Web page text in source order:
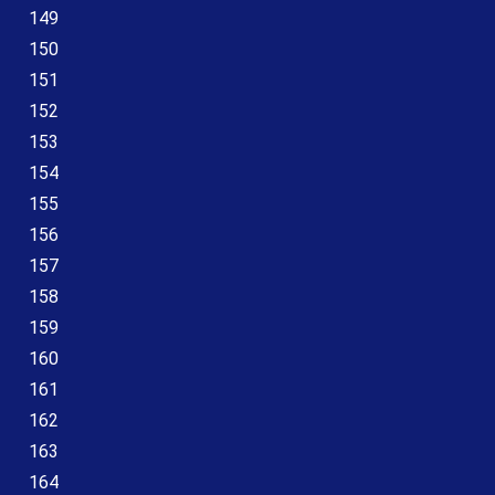
149
150
151
152
153
154
155
156
157
158
159
160
161
162
163
164